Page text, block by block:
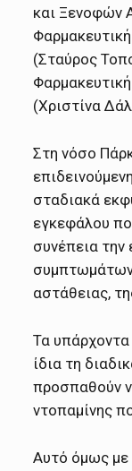
και Ξενοφών
(Σταύρος
(Χριστίνα
Στη νόσο
σταδιακά
εγκεφάλου
συνέπεια
αστάθειας,
Τα
ίδια τη
προσπαθούν
ντοπαμίνης
Αυτό όμως με